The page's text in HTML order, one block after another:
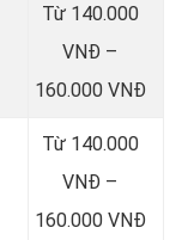
Từ 140.000
VNĐ –
160.000 VNĐ
Từ 140.000
VNĐ –
160.000 VNĐ